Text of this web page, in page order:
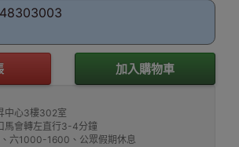
加入購物車
中心3樓302室
馬會轉左直行3-4分鐘
六1000-1600、公眾假期休息